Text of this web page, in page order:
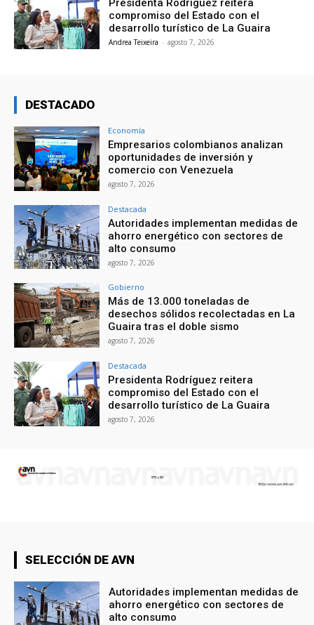
Presidenta Rodríguez reitera
compromiso del Estado con el
desarrollo turístico de La Guaira
Andrea Teixeira - agosto 7, 2026
DESTACADO
Economía
Empresarios colombianos analizan
oportunidades de inversión y
comercio con Venezuela
agosto 7, 2026
Destacada
Autoridades implementan medidas de
ahorro energético con sectores de
alto consumo
agosto 7, 2026
Gobierno
Más de 13.000 toneladas de
desechos sólidos recolectadas en La
Guaira tras el doble sismo
agosto 7, 2026
Destacada
Presidenta Rodríguez reitera
compromiso del Estado con el
desarrollo turístico de La Guaira
agosto 7, 2026
SELECCIÓN DE AVN
Autoridades implementan medidas de
ahorro energético con sectores de
alto consumo